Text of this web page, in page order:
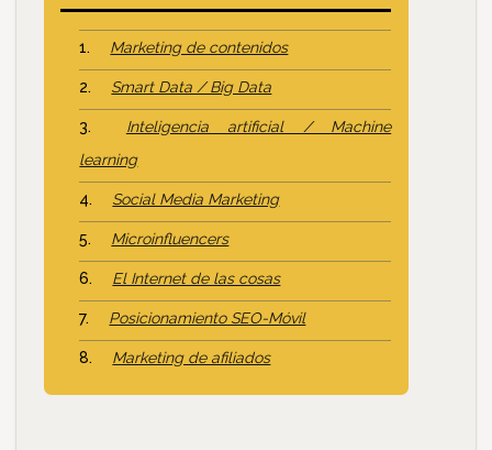
Marketing de contenidos
Smart Data / Big Data
Inteligencia artificial / Machine
learning
Social Media Marketing
Microinfluencers
El Internet de las cosas
Posicionamiento SEO-Móvil
Marketing de afiliados